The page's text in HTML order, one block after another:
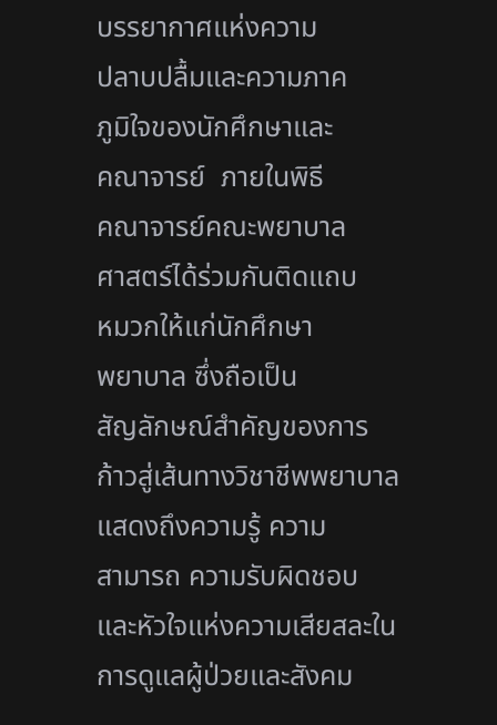
บรรยากาศแห่งความ
ปลาบปลื้มและความภาค
ภูมิใจของนักศึกษาและ
คณาจารย์ ภายในพิธี
คณาจารย์คณะพยาบาล
ศาสตร์ได้ร่วมกันติดแถบ
หมวกให้แก่นักศึกษา
พยาบาล ซึ่งถือเป็น
สัญลักษณ์สำคัญของการ
ก้าวสู่เส้นทางวิชาชีพพยาบาล
แสดงถึงความรู้ ความ
สามารถ ความรับผิดชอบ
และหัวใจแห่งความเสียสละใน
การดูแลผู้ป่วยและสังคม